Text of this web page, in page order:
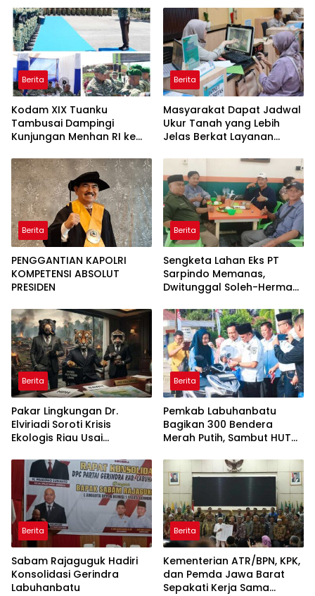
Kawah Candradimuka
Intelektual
Berita
Kodam XIX Tuanku
Tambusai Dampingi
Kunjungan Menhan RI ke
Perkuat Pembangunan
Satuan
Berita
Masyarakat Dapat Jadwal
Ukur Tanah yang Lebih
Jelas Berkat Layanan
Berita
PENGGANTIAN KAPOLRI
KOMPETENSI ABSOLUT
PRESIDEN
Berita
Sengketa Lahan Eks PT
Sarpindo Memanas,
Dwitunggal Soleh-Herman
ke Pulau Rupat
Berita
Pakar Lingkungan Dr.
Elviriadi Soroti Krisis
Ekologis Riau Usai
Monyet, Harimau, dan
Beruang Terhadap Warga
Berita
Pemkab Labuhanbatu
Bagikan 300 Bendera
Merah Putih, Sambut HUT
Berita
Sabam Rajaguguk Hadiri
Konsolidasi Gerindra
Labuhanbatu
Berita
Kementerian ATR/BPN, KPK,
dan Pemda Jawa Barat
Sepakati Kerja Sama